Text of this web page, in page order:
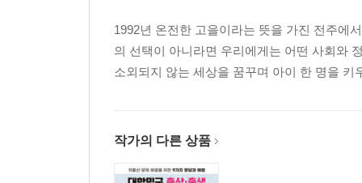
1992년 온전한 고을이라는 뜻을 가진 전주에
의 선택이 아니라면 우리에게는 어떤 사회와
소외되지 않는 세상을 꿈꾸며 아이 한 명을
작가의 다른 상품